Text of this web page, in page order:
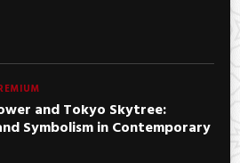
and Tokyo Skytree:
Symbolism in Contemporary